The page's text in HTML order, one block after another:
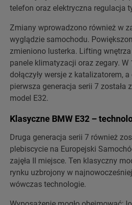
telefon oraz elektryczna regulacja
Zmiany wprowadzono również w
wyglądzie samochodu.
zmieniono lusterka. Lifting
panele klimatyzacji oraz zegary.
dołączyły wersje z katalizatorem,
pierwsza generacja serii 7 została
model E32.
Klasyczne BMW E32 –
Druga generacja serii 7 również
plebiscycie na Europejski
zajęła II miejsce. Ten klasyczny
rynku uzbrojony w
wówczas technologie.